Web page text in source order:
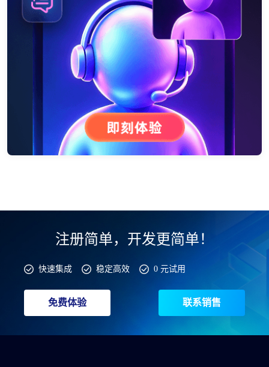
注册简单，开发更简单！
快速集成 稳定高效 0 元试用
免费体验 联系销售